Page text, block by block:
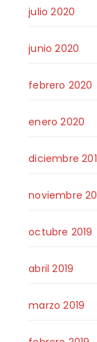
julio 2020
junio 2020
febrero 2020
enero 2020
diciembre
noviembre
octubre 2019
abril 2019
marzo 2019